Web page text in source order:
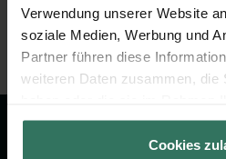
Verwendung unserer Website
soziale Medien, Werbung und
Partner führen diese
weiteren Daten zusammen, die
gesammelt haben.
Cookies